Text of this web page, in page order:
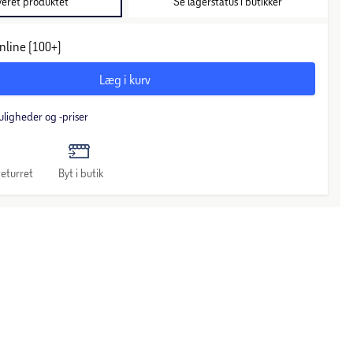
(100+)
Læg i kurv
og -priser
Byt i butik